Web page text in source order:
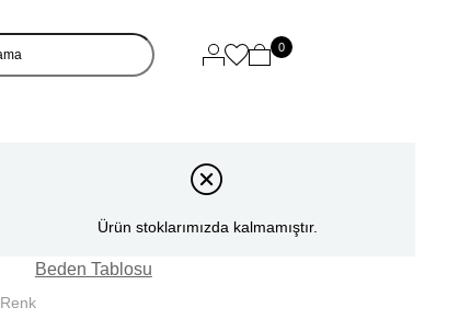
0
Ürün stoklarımızda kalmamıştır.
Beden Tablosu
Renk